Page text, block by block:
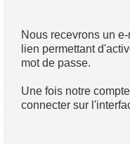
Nous recevrons un
lien permettant
mot de passe.
Une fois notre
connecter sur